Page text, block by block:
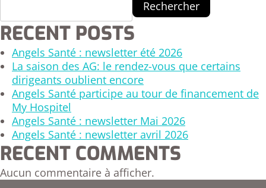
Rechercher
RECENT POSTS
Angels Santé : newsletter été 2026
La saison des AG: le rendez-vous que certains
dirigeants oublient encore
Angels Santé participe au tour de financement de
My Hospitel
Angels Santé : newsletter Mai 2026
Angels Santé : newsletter avril 2026
RECENT COMMENTS
Aucun commentaire à afficher.